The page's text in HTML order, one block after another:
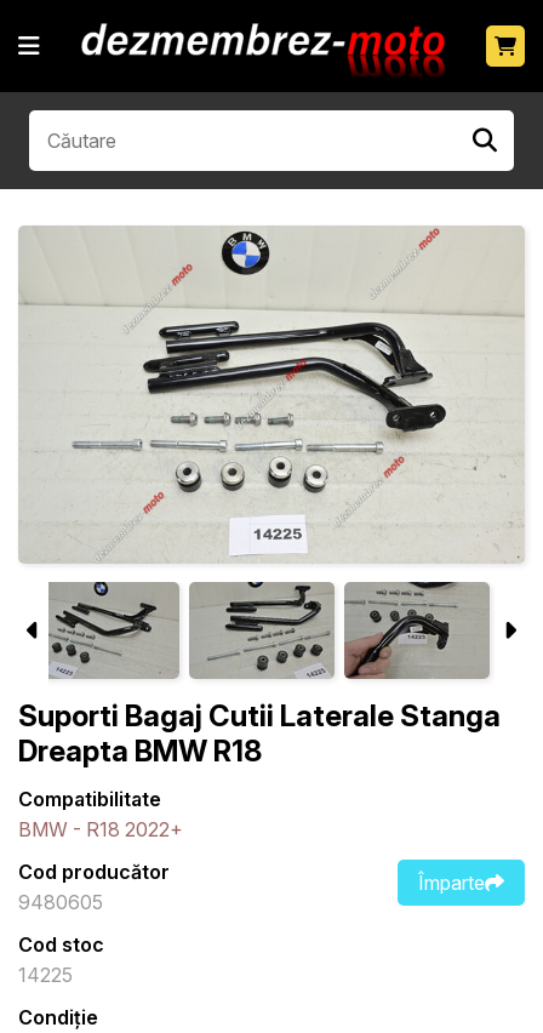
Suporti Bagaj Cutii Laterale Stanga
Dreapta BMW R18
Compatibilitate
BMW - R18 2022+
Împarte
Cod producător
9480605
Cod stoc
14225
Condiție